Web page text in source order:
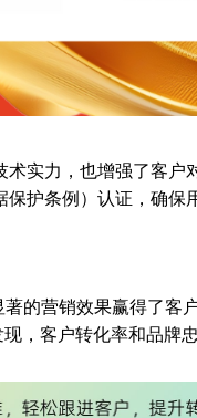
实力，也增强了客户
护条例）认证，确保
的营销效果赢得了客
，客户转化率和品牌